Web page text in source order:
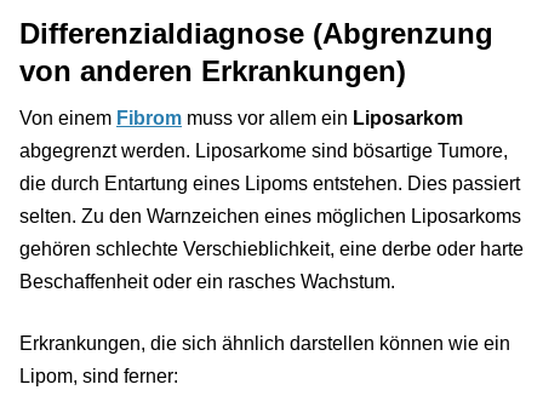
Differenzialdiagnose (Abgrenzung
von anderen Erkrankungen)
Von einem Fibrom muss vor allem ein Liposarkom
abgegrenzt werden. Liposarkome sind bösartige Tumore,
die durch Entartung eines Lipoms entstehen. Dies passiert
selten. Zu den Warnzeichen eines möglichen Liposarkoms
gehören schlechte Verschieblichkeit, eine derbe oder harte
Beschaffenheit oder ein rasches Wachstum.
Erkrankungen, die sich ähnlich darstellen können wie ein
Lipom, sind ferner: